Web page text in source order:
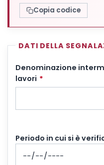
Copia codice
DATI DELLA
Denominazione
lavori *
Periodo in cui si è